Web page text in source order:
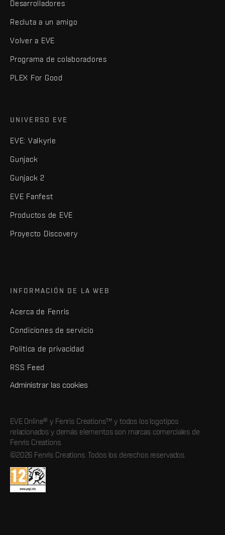
Desarrolladores
Recluta a un amigo
Volver a EVE
Programa de colaboradores
PLEX For Good
UNIVERSO EVE
EVE: Valkyrie
Gunjack
Gunjack 2
EVE Fanfest
Productos de EVE
Proyecto Discovery
INFORMACIÓN DE LA WEB
Acerca de Fenris
Condiciones de servicio
Política de privacidad
RSS Feed
Administrar las cookies
EVE Online® y Fenris Creations™ y todos los logotipos
relacionados y demás elementos son marcas comerciales de
Fenris Creations.
©2026 Fenris Creations. Todos los derechos reservados.